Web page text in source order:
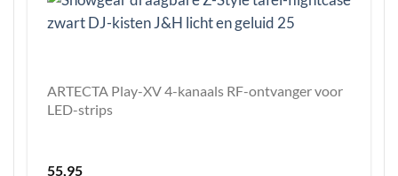
ARTECTA Play-XV 4-kanaals RF-ontvanger voor
LED-strips
55,95